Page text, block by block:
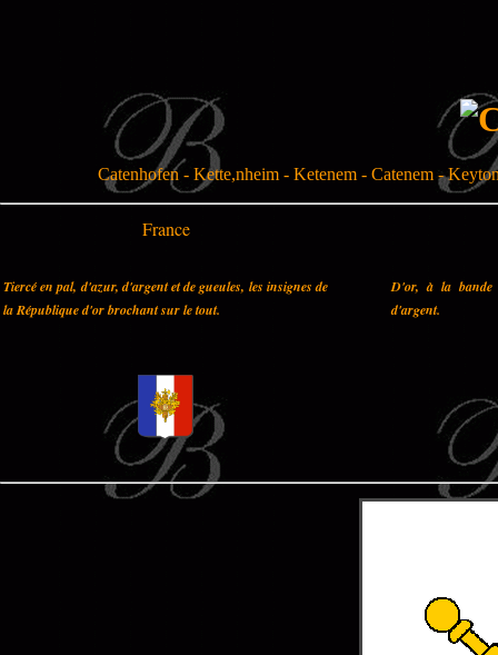
Catenhofen - Kette,nheim - Ketenem - Catenem -
France
Tiercé en pal, d'azur, d'argent et de gueules, les insignes de
la République d'or brochant sur le tout.
D'or, à la bande
d'argent.